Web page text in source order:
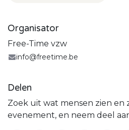
Organisator
Free-Time vzw
info@freetime.be
Delen
Zoek uit wat mensen zien en
evenement, en neem deel